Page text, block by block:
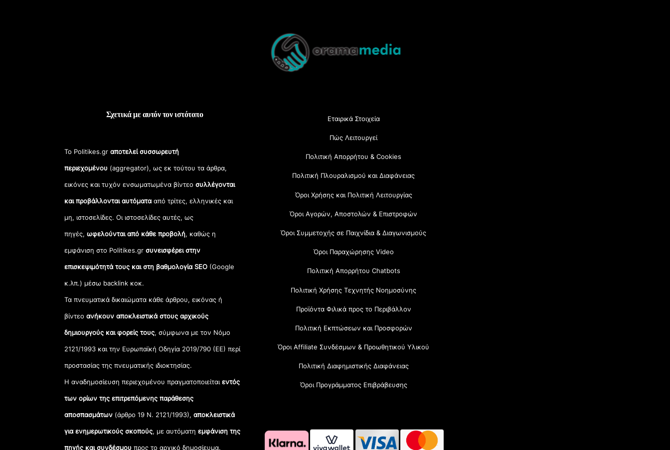
Top
Σχετικά με αυτόν τον ιστότοπο
Το Politikes.grαποτελεί συσσωρευτή
περιεχομένου (aggregator), ως εκ τούτου τα άρθρα,
εικόνες και τυχόν ενσωματωμένα βίντεοσυλλέγονται
και προβάλλονται αυτόματααπό τρίτες, ελληνικές και
μη, ιστοσελίδες. Οι ιστοσελίδες αυτές, ως
πηγές,ωφελούνται από κάθε προβολή, καθώς η
εμφάνιση στο Politikes.gr συνεισφέρει στην
επισκεψιμότητά τους και στη βαθμολογία SEO (Google
κ.λπ.) μέσω backlink κοκ.
Τα πνευματικά δικαιώματα κάθε άρθρου, εικόνας ή
βίντεοανήκουν αποκλειστικά στους αρχικούς
δημιουργούς και φορείς τους, σύμφωνα με τον Νόμο
2121/1993 και την Ευρωπαϊκή Οδηγία 2019/790 (ΕΕ) περί
προστασίας της πνευματικής ιδιοκτησίας.
Η αναδημοσίευση περιεχομένου πραγματοποιείταιεντός
των ορίων της επιτρεπόμενης παράθεσης
αποσπασμάτων (άρθρο 19 Ν. 2121/1993), αποκλειστικά
για ενημερωτικούς σκοπούς, με αυτόματηεμφάνιση της
πηγής και συνδέσμου προς το αρχικό δημοσίευμα.
Εταιρικά Στοιχεία
Πώς Λειτουργεί
Πολιτική Απορρήτου & Cookies
Πολιτική Πλουραλισμού και Διαφάνειας
Όροι Χρήσης και Πολιτική Λειτουργίας
Όροι Αγορών, Αποστολών & Επιστροφών
Όροι Συμμετοχής σε Παιχνίδια & Διαγωνισμούς
Όροι Παραχώρησης Video
Πολιτική Απορρήτου Chatbots
Πολιτική Χρήσης Τεχνητής Νοημοσύνης
Προϊόντα Φιλικά προς το Περιβάλλον
Πολιτική Εκπτώσεων και Προσφορών
Όροι Affiliate Συνδέσμων & Προωθητικού Υλικού
Πολιτική Διαφημιστικής Διαφάνειας
Όροι Προγράμματος Επιβράβευσης